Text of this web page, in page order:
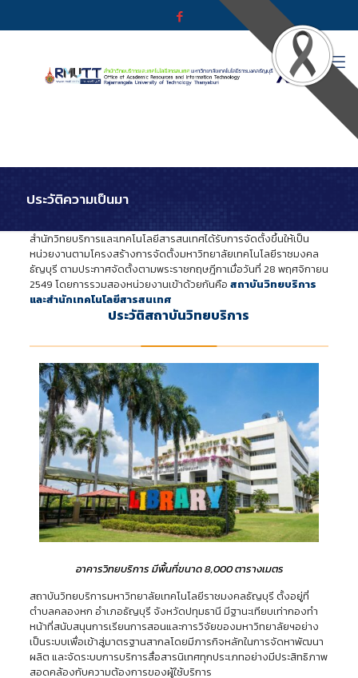
ประวัติความเป็นมา
สำนักวิทยบริการและเทคโนโลยีสารสนเทศได้รับการจัดตั้งขึ้นให้เป็น
หน่วยงานตามโครงสร้างการจัดตั้งมหาวิทยาลัยเทคโนโลยีราชมงคล
ธัญบุรี ตามประกาศจัดตั้งตามพระราชกฤษฎีกาเมื่อวันที่ 28 พฤศจิกายน
2549 โดยการรวมสองหน่วยงานเข้าด้วยกันคือ สถาบันวิทยบริการ
และสำนักเทคโนโลยีสารสนเทศ
ประวัติสถาบันวิทยบริการ
อาคารวิทยบริการ มีพื้นที่ขนาด 8,000 ตารางเมตร
สถาบันวิทยบริการมหาวิทยาลัยเทคโนโลยีราชมงคลธัญบุรี ตั้งอยู่ที่
ตำบลคลองหก อำเภอธัญบุรี จังหวัดปทุมธานี มีฐานะเทียบเท่ากองทำ
หน้าที่สนับสนุนการเรียนการสอนและการวิจัยของมหาวิทยาลัยฯอย่าง
เป็นระบบเพื่อเข้าสู่มาตรฐานสากลโดยมีภารกิจหลักในการจัดหาพัฒนา
ผลิต และจัดระบบการบริการสื่อสารนิเทศทุกประเภทอย่างมีประสิทธิภาพ
สอดคล้องกับความต้องการของผู้ใช้บริการ